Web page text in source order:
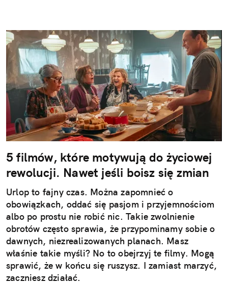
5 filmów, które motywują do życiowej
rewolucji. Nawet jeśli boisz się zmian
Urlop to fajny czas. Można zapomnieć o
obowiązkach, oddać się pasjom i przyjemnościom
albo po prostu nie robić nic. Takie zwolnienie
obrotów często sprawia, że przypominamy sobie o
dawnych, niezrealizowanych planach. Masz
właśnie takie myśli? No to obejrzyj te filmy. Mogą
sprawić, że w końcu się ruszysz. I zamiast marzyć,
zaczniesz działać.